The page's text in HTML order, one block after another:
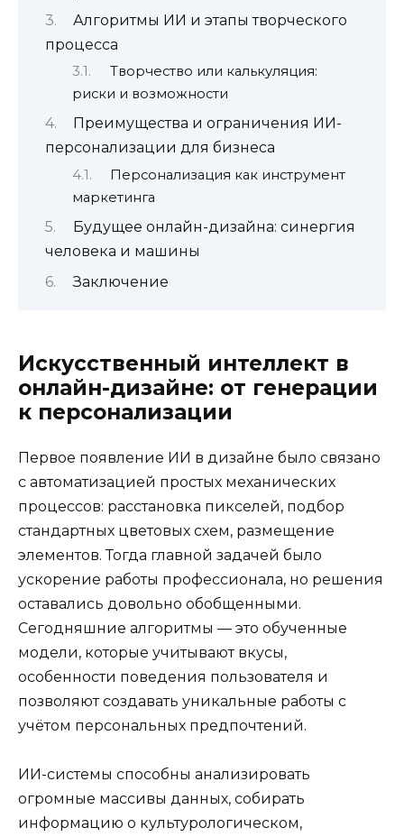
Алгоритмы ИИ и этапы творческого
процесса
Творчество или калькуляция:
риски и возможности
Преимущества и ограничения ИИ-
персонализации для бизнеса
Персонализация как инструмент
маркетинга
Будущее онлайн-дизайна: синергия
человека и машины
Заключение
Искусственный интеллект в
онлайн-дизайне: от генерации
к персонализации
Первое появление ИИ в дизайне было связано
с автоматизацией простых механических
процессов: расстановка пикселей, подбор
стандартных цветовых схем, размещение
элементов. Тогда главной задачей было
ускорение работы профессионала, но решения
оставались довольно обобщенными.
Сегодняшние алгоритмы — это обученные
модели, которые учитывают вкусы,
особенности поведения пользователя и
позволяют создавать уникальные работы с
учётом персональных предпочтений.
ИИ-системы способны анализировать
огромные массивы данных, собирать
информацию о культурологическом,